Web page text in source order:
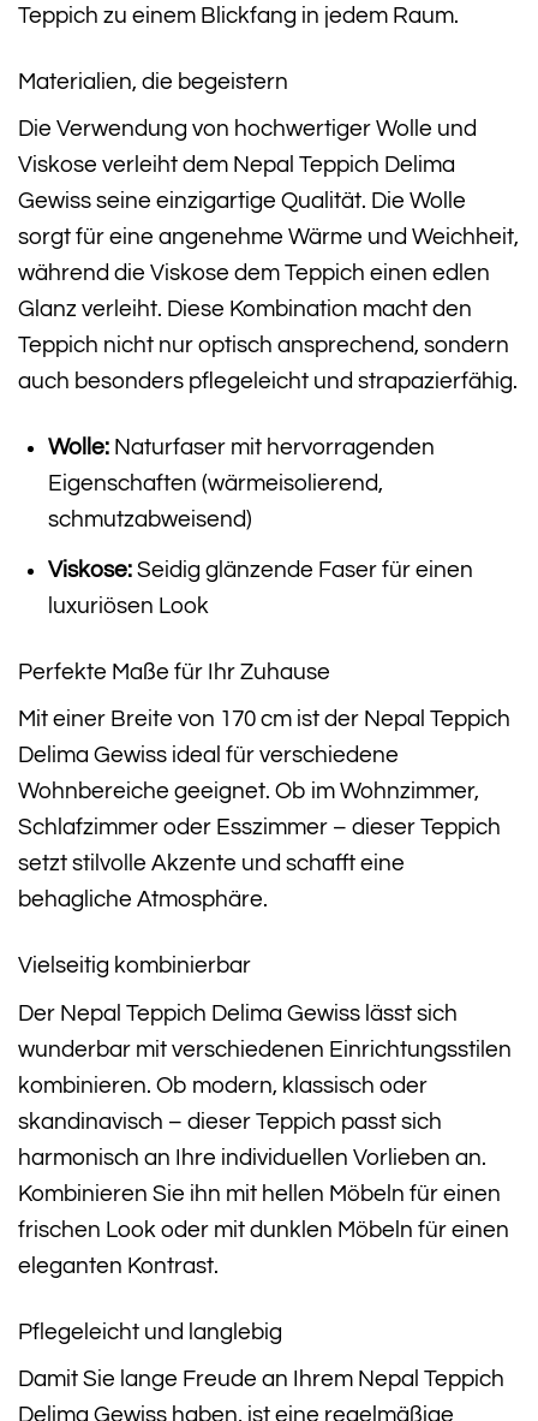
Teppich zu einem Blickfang in jedem Raum.
Materialien, die begeistern
Die Verwendung von hochwertiger Wolle und
Viskose verleiht dem Nepal Teppich Delima
Gewiss seine einzigartige Qualität. Die Wolle
sorgt für eine angenehme Wärme und Weichheit,
während die Viskose dem Teppich einen edlen
Glanz verleiht. Diese Kombination macht den
Teppich nicht nur optisch ansprechend, sondern
auch besonders pflegeleicht und strapazierfähig.
Wolle:Naturfaser mit hervorragenden
Eigenschaften (wärmeisolierend,
schmutzabweisend)
Viskose:Seidig glänzende Faser für einen
luxuriösen Look
Perfekte Maße für Ihr Zuhause
Mit einer Breite von 170 cm ist der Nepal Teppich
Delima Gewiss ideal für verschiedene
Wohnbereiche geeignet. Ob im Wohnzimmer,
Schlafzimmer oder Esszimmer – dieser Teppich
setzt stilvolle Akzente und schafft eine
behagliche Atmosphäre.
Vielseitig kombinierbar
Der Nepal Teppich Delima Gewiss lässt sich
wunderbar mit verschiedenen Einrichtungsstilen
kombinieren. Ob modern, klassisch oder
skandinavisch – dieser Teppich passt sich
harmonisch an Ihre individuellen Vorlieben an.
Kombinieren Sie ihn mit hellen Möbeln für einen
frischen Look oder mit dunklen Möbeln für einen
eleganten Kontrast.
Pflegeleicht und langlebig
Damit Sie lange Freude an Ihrem Nepal Teppich
Delima Gewiss haben, ist eine regelmäßige